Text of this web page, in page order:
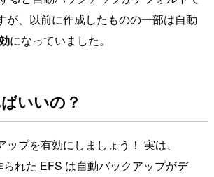
が、以前に作成したものの一部は自動
になっていました。
いいの？
プを有効にしましょう！ 実は、
れた EFS は自動バックアップがデ